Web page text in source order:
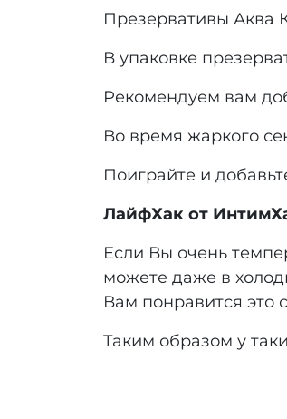
Презервативы Аква
В упаковке
Рекомендуем вам
Во время жаркого
Поиграйте и
ЛайфХак от
Если Вы очень
можете даже в
Вам понравится это
Таким образом у